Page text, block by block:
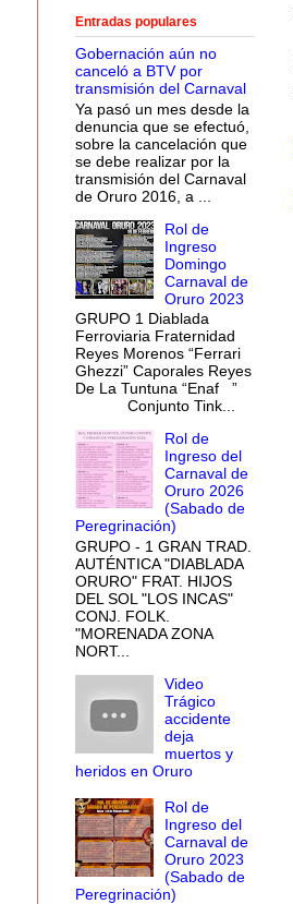
Entradas populares
Gobernación aún no
canceló a BTV por
transmisión del Carnaval
Ya pasó un mes desde la
denuncia que se efectuó,
sobre la cancelación que
se debe realizar por la
transmisión del Carnaval
de Oruro 2016, a ...
Rol de
Ingreso
Domingo
Carnaval de
Oruro 2023
GRUPO 1 Diablada
Ferroviaria Fraternidad
Reyes Morenos “Ferrari
Ghezzi” Caporales Reyes
De La Tuntuna “Enaf ”
Conjunto Tink...
Rol de
Ingreso del
Carnaval de
Oruro 2026
(Sabado de
Peregrinación)
GRUPO - 1 GRAN TRAD.
AUTÉNTICA "DIABLADA
ORURO" FRAT. HIJOS
DEL SOL "LOS INCAS"
CONJ. FOLK.
"MORENADA ZONA
NORT...
Video
Trágico
accidente
deja
muertos y
heridos en Oruro
Rol de
Ingreso del
Carnaval de
Oruro 2023
(Sabado de
Peregrinación)